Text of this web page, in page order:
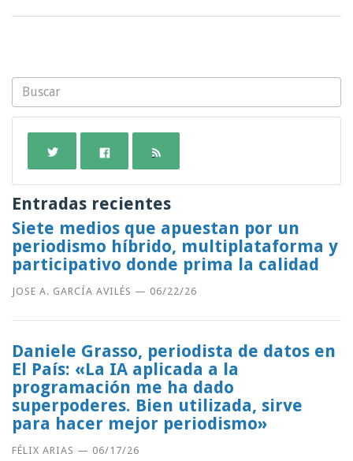
Entradas recientes
Siete medios que apuestan por un
periodismo híbrido, multiplataforma y
participativo donde prima la calidad
JOSE A. GARCÍA AVILÉS — 06/22/26
Daniele Grasso, periodista de datos en
El País: «La IA aplicada a la
programación me ha dado
superpoderes. Bien utilizada, sirve
para hacer mejor periodismo»
FÉLIX ARIAS — 06/17/26